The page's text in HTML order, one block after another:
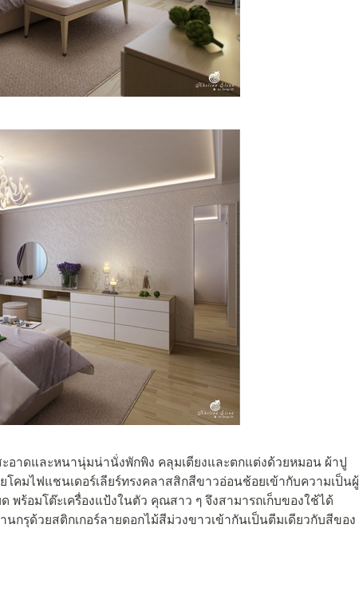
อาดและหนานุ่มน่านั่งพักพิง คลุมเตียงและตกแต่งด้วยหมอน ผ้าปู
คมไฟแชนเดอร์เลียร์ทรงคลาสสิกสีขาวอ่อนช้อยเข้ากับความเป็นผู้
ร้อมโต๊ะเครื่องแป้งในตัว คุณสาว ๆ จึงสามารถเก็บของใช้ได้
กรุด้วยสติกเกอร์ลายดอกไม้สีม่วงขาวเข้ากันเป็นตีมเดียวกับสีของ